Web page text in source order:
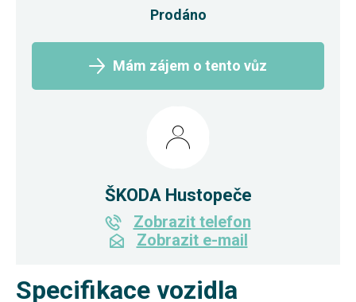
Specifikace vozidla
Prodáno
Mám zájem o tento vůz
ŠKODA Hustopeče
Zobrazit telefon
Zobrazit e-mail